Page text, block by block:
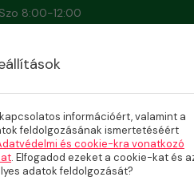
8:00-12:00
információért, valamint a
feldolgozásának ismertetéséért
és cookie-kra vonatkozó
. Elfogadod ezeket a cookie-kat és
adatok feldolgozását?